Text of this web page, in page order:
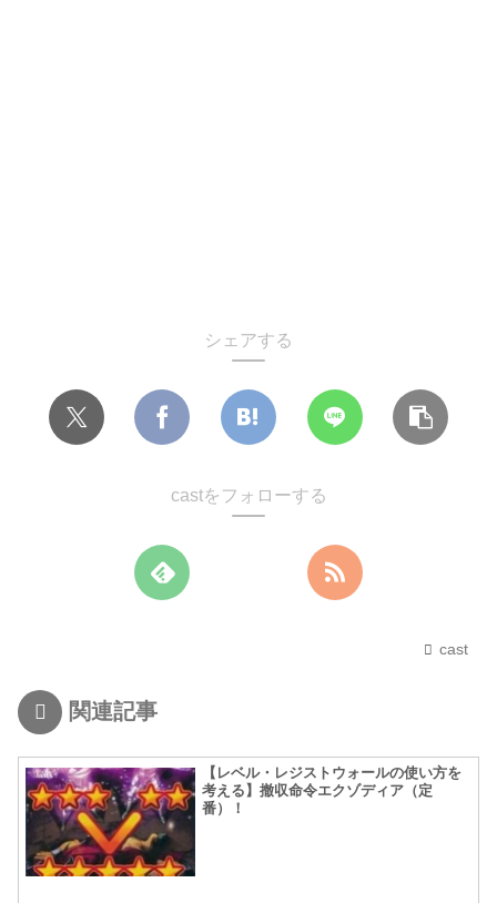
シェアする
castをフォローする
cast
関連記事
【レベル・レジストウォールの使い方を
考える】撤収命令エクゾディア（定
番）！